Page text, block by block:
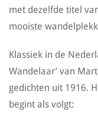
met dezelfde titel
mooiste
Klassiek in de
Wandelaar’ van
gedichten uit 1916.
begint als volgt: